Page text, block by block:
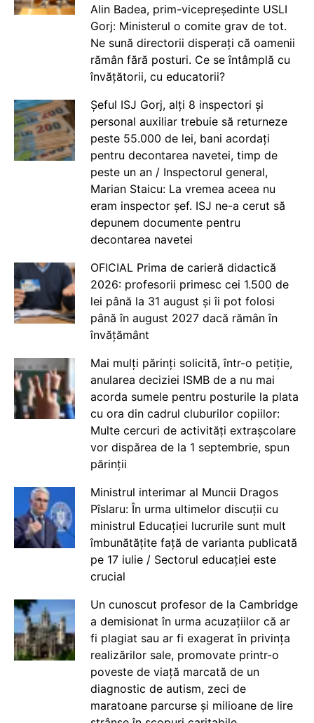
Alin Badea, prim-vicepreședinte USLI
Gorj: Ministerul o comite grav de tot.
Ne sună directorii disperați că oamenii
rămân fără posturi. Ce se întâmplă cu
învățătorii, cu educatorii?
Șeful ISJ Gorj, alți 8 inspectori și
personal auxiliar trebuie să returneze
peste 55.000 de lei, bani acordați
pentru decontarea navetei, timp de
peste un an / Inspectorul general,
Marian Staicu: La vremea aceea nu
eram inspector șef. ISJ ne-a cerut să
depunem documente pentru
decontarea navetei
OFICIAL Prima de carieră didactică
2026: profesorii primesc cei 1.500 de
lei până la 31 august și îi pot folosi
până în august 2027 dacă rămân în
învățământ
Mai mulți părinți solicită, într-o petiție,
anularea deciziei ISMB de a nu mai
acorda sumele pentru posturile la plata
cu ora din cadrul cluburilor copiilor:
Multe cercuri de activități extrașcolare
vor dispărea de la 1 septembrie, spun
părinții
Ministrul interimar al Muncii Dragos
Pîslaru: În urma ultimelor discuții cu
ministrul Educației lucrurile sunt mult
îmbunătățite față de varianta publicată
pe 17 iulie / Sectorul educației este
crucial
Un cunoscut profesor de la Cambridge
a demisionat în urma acuzațiilor că ar
fi plagiat sau ar fi exagerat în privința
realizărilor sale, promovate printr-o
poveste de viață marcată de un
diagnostic de autism, zeci de
maratoane parcurse și milioane de lire